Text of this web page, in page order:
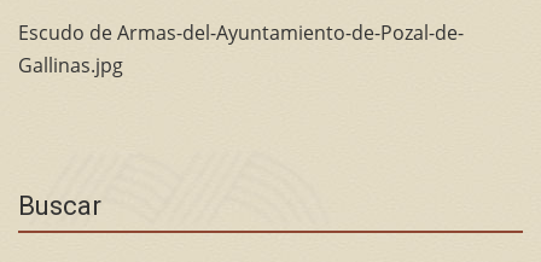
Escudo de Armas-del-Ayuntamiento-de-Pozal-de-
Gallinas.jpg
Buscar